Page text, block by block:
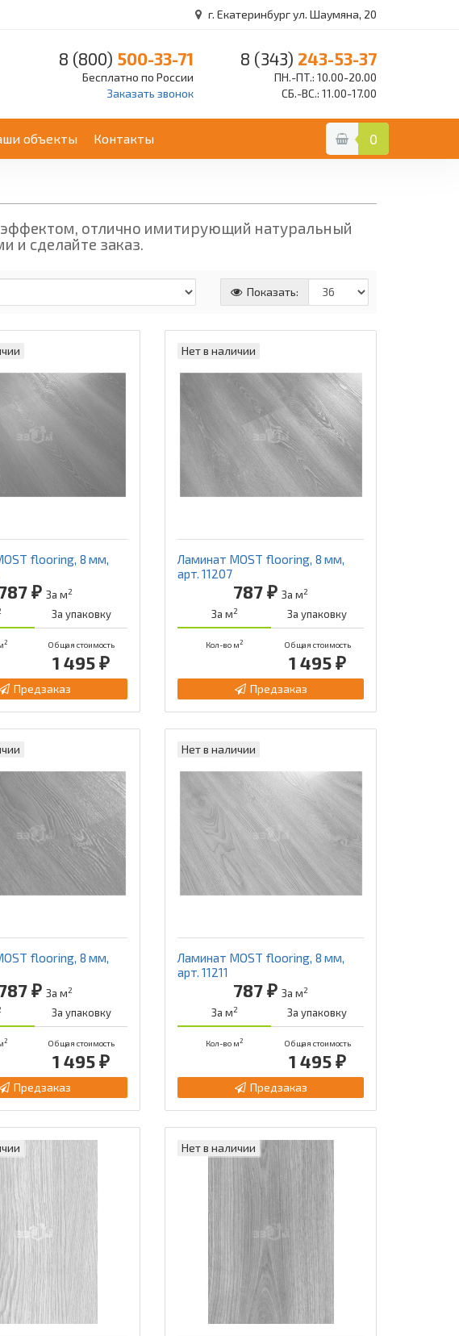
г. Екатеринбург ул. Шаумяна, 20
8 (800) 500-33-71
Бесплатно по России
Заказать звонок
8 (343) 243-53-37
ПН.-ПТ.: 10.00-20.00
СБ.-ВС.: 11.00-17.00
объекты Контакты 0
отлично имитирующий натуральный
и сделайте заказ.
Показать:
flooring, 8 мм,
₽ За м2
За упаковку
2 Общая стоимость
1 495 ₽
Предзаказ
Нет в наличии
Ламинат MOST flooring, 8 мм,
арт. 11207
787 ₽За м2
За м2 За упаковку
Кол-во м2 Общая стоимость
1 495 ₽
Предзаказ
flooring, 8 мм,
₽ За м2
За упаковку
2 Общая стоимость
1 495 ₽
Предзаказ
Нет в наличии
Ламинат MOST flooring, 8 мм,
арт. 11211
787 ₽За м2
За м2 За упаковку
Кол-во м2 Общая стоимость
1 495 ₽
Предзаказ
Нет в наличии